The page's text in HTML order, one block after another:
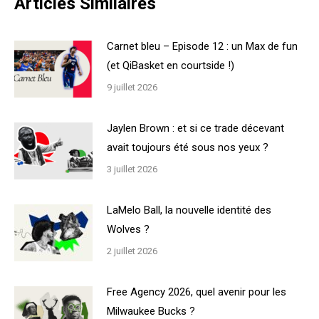
Carnet bleu – Episode 12 : un Max de fun
(et QiBasket en courtside !)
9 juillet 2026
Jaylen Brown : et si ce trade décevant
avait toujours été sous nos yeux ?
3 juillet 2026
LaMelo Ball, la nouvelle identité des
Wolves ?
2 juillet 2026
Free Agency 2026, quel avenir pour les
Milwaukee Bucks ?